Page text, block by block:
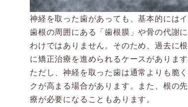
神経を取った歯があっても、基本的には
歯根の周囲にある「歯根膜」や骨の代謝
わけではありません。そのため、過去に
に矯正治療を進められるケースがあります
ただし、神経を取った歯は通常よりも脆
クが高まる場合があります。また、根の
療が必要になることもあります。